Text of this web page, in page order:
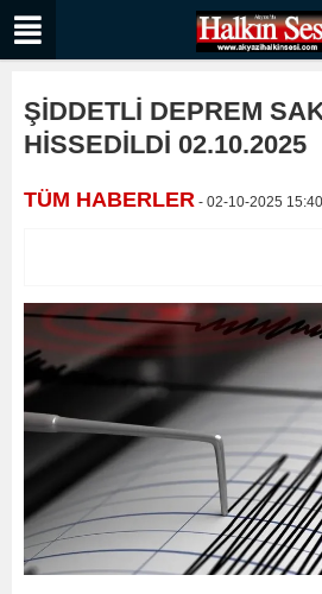
ŞİDDETLİ DEPREM
HİSSEDİLDİ 02.10.2025
TÜM HABERLER - 02-10-2025 15:40